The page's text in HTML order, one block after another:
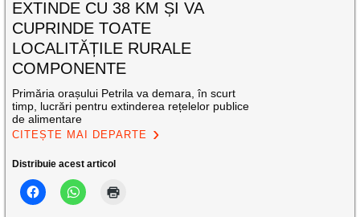
EXTINDE CU 38 KM ȘI VA
CUPRINDE TOATE
LOCALITĂȚILE RURALE
COMPONENTE
Primăria orașului Petrila va demara, în scurt
timp, lucrări pentru extinderea rețelelor publice
de alimentare
CITEȘTE MAI DEPARTE
Distribuie acest articol